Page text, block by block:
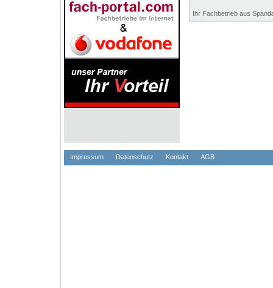
Ihr Fachbetrieb aus
Impressum Datenschutz Kontakt AGB